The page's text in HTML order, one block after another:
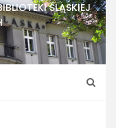
ŚLĄSKIEJ